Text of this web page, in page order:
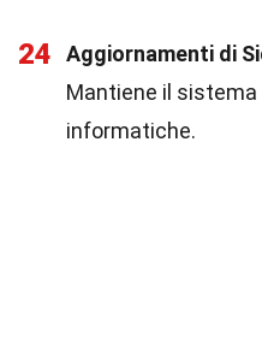
24 Aggiornamenti di
Mantiene il
informatiche.